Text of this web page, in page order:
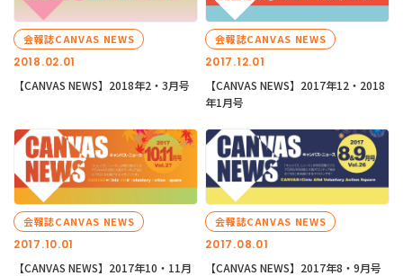
2018.02.01
会報誌CANVAS NEWS
【CANVAS NEWS】2018年2・3月号
2017.12.01
会報誌CANVAS NEWS
【CANVAS NEWS】2017年12・2018
年1月号
2017.10.01
会報誌CANVAS NEWS
【CANVAS NEWS】2017年10・11月
2017.08.01
会報誌CANVAS NEWS
【CANVAS NEWS】2017年8・9月号